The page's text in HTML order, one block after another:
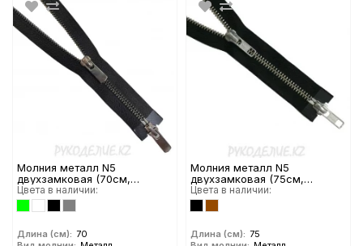
Молния металл N5
двухзамковая (70см,
Темный никель глянец) YKK
Цвета в наличии:
Длина (см): 70
Молния металл N5
двухзамковая (75см,
Никель) YKK
Цвета в наличии:
Длина (см): 75